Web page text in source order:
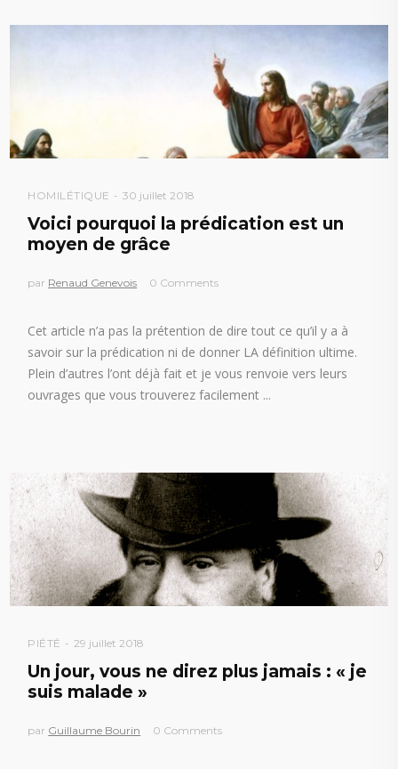
HOMILÉTIQUE 30 juillet 2018
Voici pourquoi la prédication est un
moyen de grâce
par Renaud Genevois 0 Comments
Cet article n’a pas la prétention de dire tout ce qu’il y a à
savoir sur la prédication ni de donner LA définition ultime.
Plein d’autres l’ont déjà fait et je vous renvoie vers leurs
ouvrages que vous trouverez facilement
PIÉTÉ 29 juillet 2018
Un jour, vous ne direz plus jamais : « je
suis malade »
par Guillaume Bourin 0 Comments